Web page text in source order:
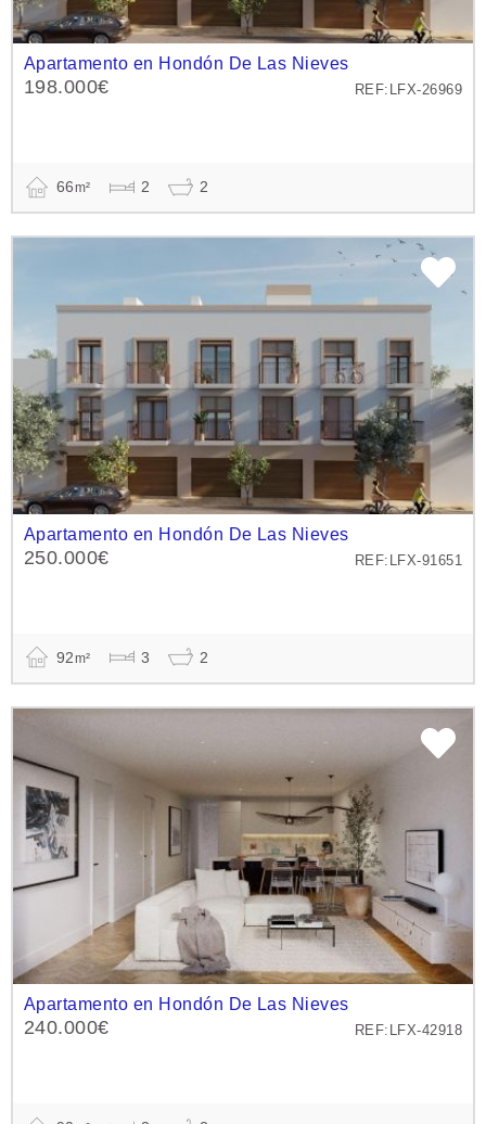
Apartamento en Hondón De Las Nieves
REF:LFX-26969
198.000€
66m² 2 2
Apartamento en Hondón De Las Nieves
REF:LFX-91651
250.000€
92m² 3 2
Apartamento en Hondón De Las Nieves
REF:LFX-42918
240.000€